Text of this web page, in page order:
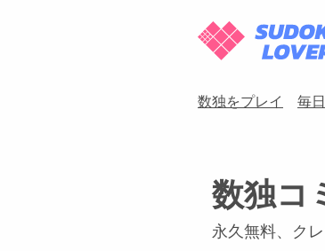
数独をプレイ 毎
数独コ
永久無料、ク